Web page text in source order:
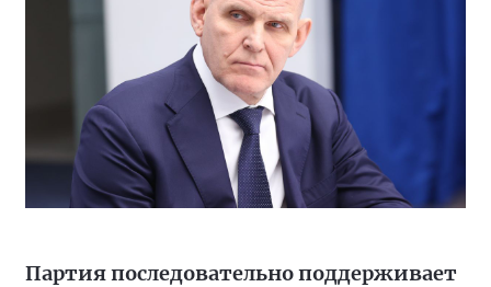
Партия последовательно поддерживает